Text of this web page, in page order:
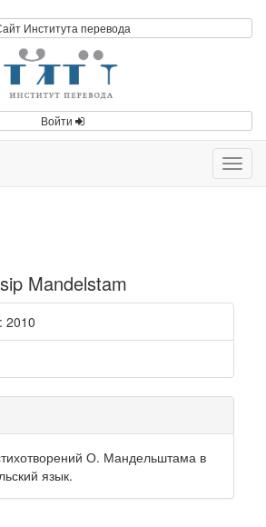
Института перевода
Войти
Mandelstam
: 2010
О. Мандельштама в
язык.